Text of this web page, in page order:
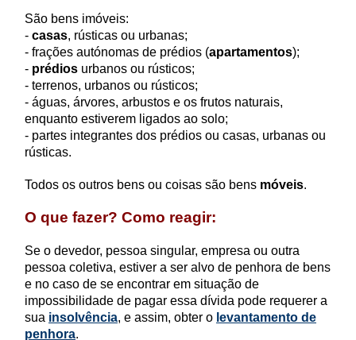
São bens imóveis:
- casas, rústicas ou urbanas;
- frações autónomas de prédios (apartamentos);
- prédios urbanos ou rústicos;
- terrenos, urbanos ou rústicos;
- águas, árvores, arbustos e os frutos naturais,
enquanto estiverem ligados ao solo;
- partes integrantes dos prédios ou casas, urbanas ou
rústicas.
Todos os outros bens ou coisas são bens móveis.
O que fazer? Como reagir:
Se o devedor, pessoa singular, empresa ou outra
pessoa coletiva, estiver a ser alvo de penhora de bens
e no caso de se encontrar em situação de
impossibilidade de pagar essa dívida pode requerer a
sua insolvência, e assim, obter o levantamento de
penhora.